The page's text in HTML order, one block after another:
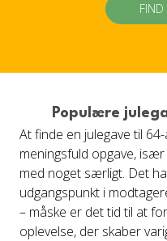
FIND
Populære
At finde en julegave til
meningsfuld opgave,
med noget særligt. Det
udgangspunkt i
– måske er det tid til at
oplevelse, der skaber